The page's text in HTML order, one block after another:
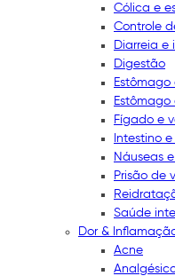
Cólica e
Controle
Diarreia e
Digestão
Estômago
Fígado e
Intestino
Náuseas
Prisão de
Saúde
Dor &
Acne